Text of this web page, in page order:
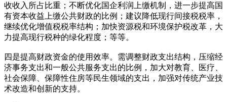
收收入所占比重；不断优化国企利润上缴机制，进一步提高国
有资本收益上缴公共财政的比例；建议降低现行间接税税率，
继续优化增值税税率结构；加快资源税和环境保护税改革，大
力提高现行税种的绿化程度；等等。
四是提高财政资金的使用效率。需调整财政支出结构，压缩经
济事务支出和一般公共服务支出的比例，加大对教育、医疗、
社会保障、保障性住房等民生领域的支出，加强对传统产业技
术改造和创新的支持。